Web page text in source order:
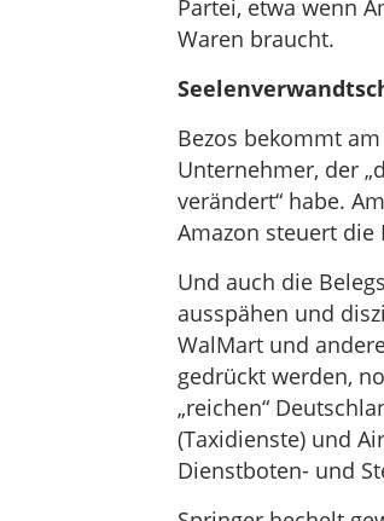
Partei, etwa wenn
Waren braucht.
Bezos bekommt
Unternehmer, der
verändert“ habe.
Amazon steuert
Und auch die
ausspähen und
WalMart und
gedrückt werden,
„reichen“
(Taxidienste) und
Dienstboten- und